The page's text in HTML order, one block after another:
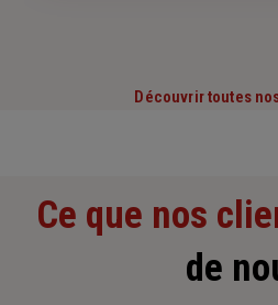
Découvrir toutes
Ce que nos
de